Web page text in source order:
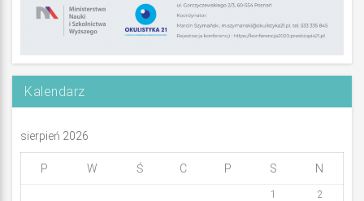
Kalendarz
sierpień 2026
P W Ś C P S N
1
2